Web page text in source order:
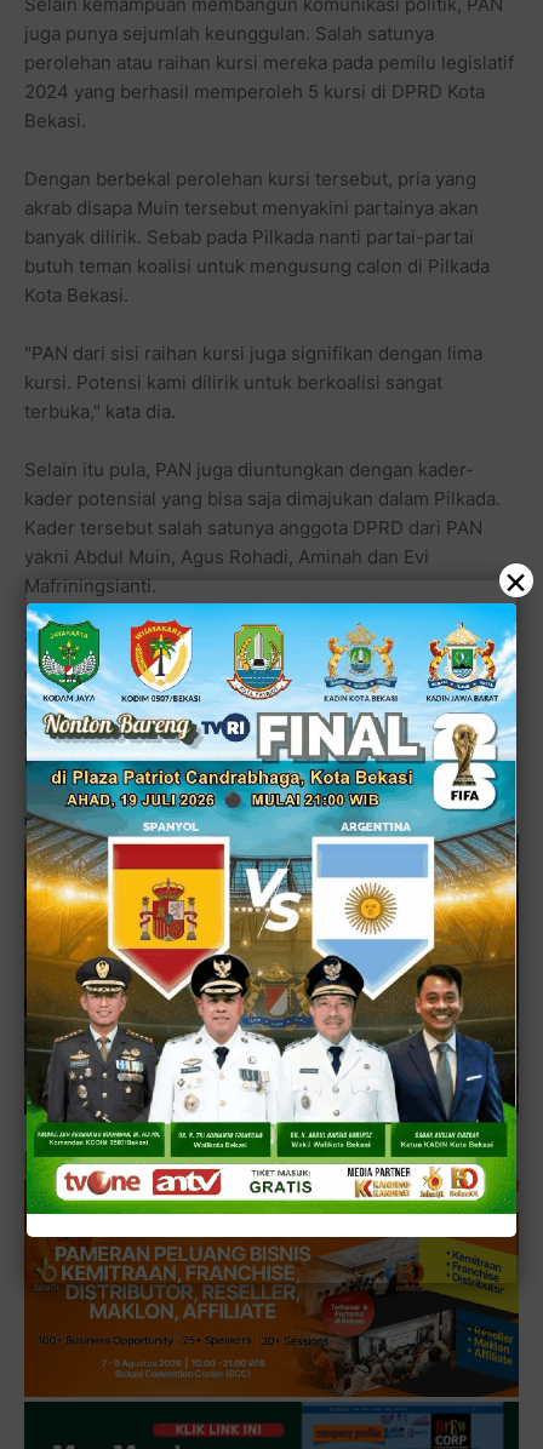
juga punya sejumlah keunggulan. Salah satunya
perolehan atau raihan kursi mereka pada pemilu legislatif
2024 yang berhasil memperoleh 5 kursi di DPRD Kota
Bekasi.
Dengan berbekal perolehan kursi tersebut, pria yang
akrab disapa Muin tersebut menyakini partainya akan
banyak dilirik. Sebab pada Pilkada nanti partai-partai
butuh teman koalisi untuk mengusung calon di Pilkada
Kota Bekasi.
"PAN dari sisi raihan kursi juga signifikan dengan lima
kursi. Potensi kami dilirik untuk berkoalisi sangat
terbuka," kata dia.
Selain itu pula, PAN juga diuntungkan dengan kader-
kader potensial yang bisa saja dimajukan dalam Pilkada.
Kader tersebut salah satunya anggota DPRD dari PAN
yakni Abdul Muin, Agus Rohadi, Aminah dan Evi
Mafriningsianti.
"Kami punya kader-kader potensial yang saat ini duduk
dan kembali terpilih sebagai anggota DPRD Kota Bekasi.
Di samping itu ada juga Pasha Ungu yang juga banyak
diminta untuk mencalonkan diri di Kota Bekasi," ujarnya
mengakhiri pembicaraan. [■]
Reporter: Leny Kurniawati/Editor: Mosita , Senior Editor: DikRiz
×